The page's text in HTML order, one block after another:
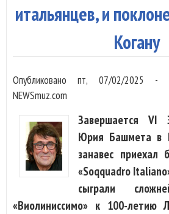
итальянцев, и
Когану
Опубликованопт, 07/02/2025 -
NEWSmuz.com
Завершается VI
Юрия Башмета в
занавес приехал
«Soqquadro
сыграли
«Виолиниссимо» к 100-летию